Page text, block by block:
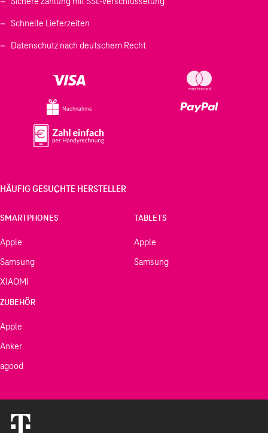
Schnelle Lieferzeiten
Datenschutz nach deutschem Recht
Nachnahme
HÄUFIG GESUCHTE HERSTELLER
SMARTPHONES
Apple
Samsung
XIAOMI
TABLETS
Apple
Samsung
ZUBEHÖR
Apple
Anker
agood